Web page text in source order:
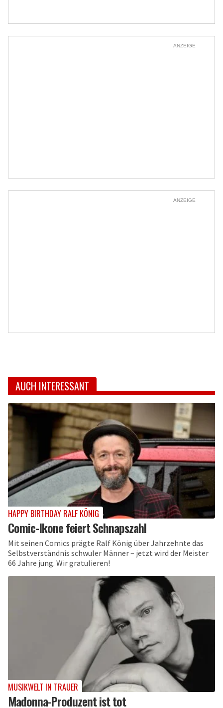
ANZEIGE
ANZEIGE
AUCH INTERESSANT
HAPPY BIRTHDAY RALF KÖNIG
Comic-Ikone feiert Schnapszahl
Mit seinen Comics prägte Ralf König über Jahrzehnte das
Selbstverständnis schwuler Männer – jetzt wird der Meister
66 Jahre jung. Wir gratulieren!
MUSIKWELT IN TRAUER
Madonna-Produzent ist tot